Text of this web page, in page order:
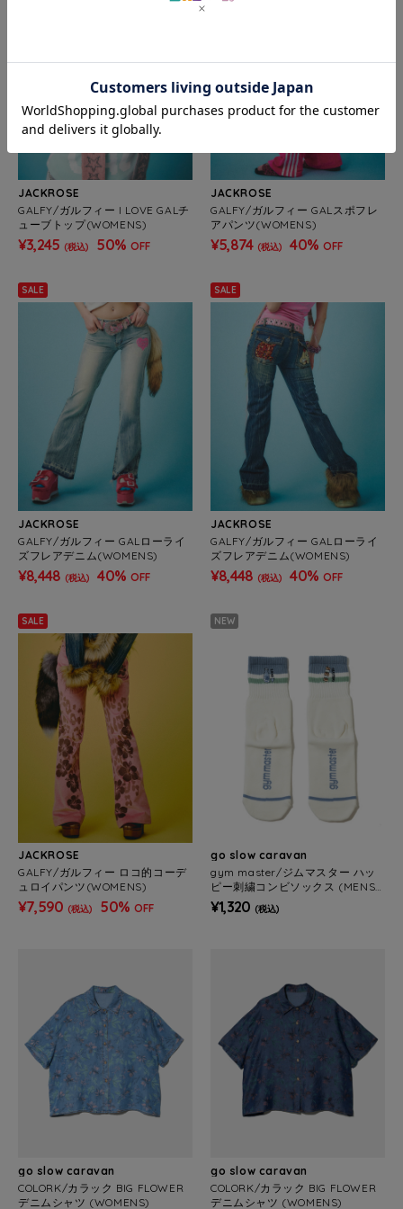
JACKROSE
GALFY/ガルフィー I LOVE GALチ
ューブトップ(WOMENS)
¥3,245 (税込) 50% OFF
JACKROSE
GALFY/ガルフィー GALスポフレ
アパンツ(WOMENS)
¥5,874 (税込) 40% OFF
SALE
JACKROSE
GALFY/ガルフィー GALローライ
ズフレアデニム(WOMENS)
¥8,448 (税込) 40% OFF
SALE
JACKROSE
GALFY/ガルフィー GALローライ
ズフレアデニム(WOMENS)
¥8,448 (税込) 40% OFF
SALE
JACKROSE
GALFY/ガルフィー ロコ的コーデ
ュロイパンツ(WOMENS)
¥7,590 (税込) 50% OFF
NEW
go slow caravan
gym master/ジムマスター ハッ
ピー刺繍コンビソックス (MENS/
WOMENS)
¥1,320 (税込)
go slow caravan
COLORK/カラック BIG FLOWER
デニムシャツ (WOMENS)
go slow caravan
COLORK/カラック BIG FLOWER
デニムシャツ (WOMENS)